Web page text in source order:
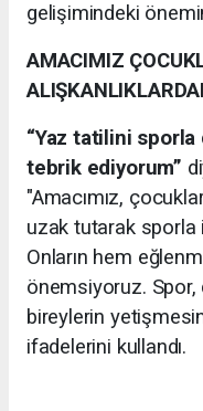
gelişimindeki
AMACIMIZ
“Yaz tatilini sporla
tebrik ediyorum”
"Amacımız,
uzak tutarak
Onların hem
önemsiyoruz. Spor,
bireylerin
ifadelerini kullandı.